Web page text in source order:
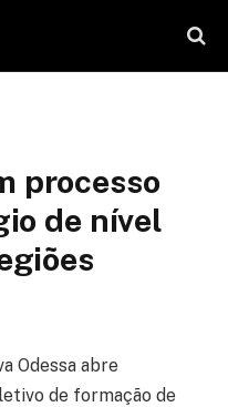
processo
de nível
Odessa abre
de formação de